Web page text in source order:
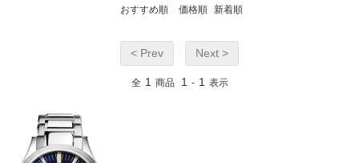
おすすめ順 価格順 新着順
< Prev Next >
全 1 商品 1 - 1 表示